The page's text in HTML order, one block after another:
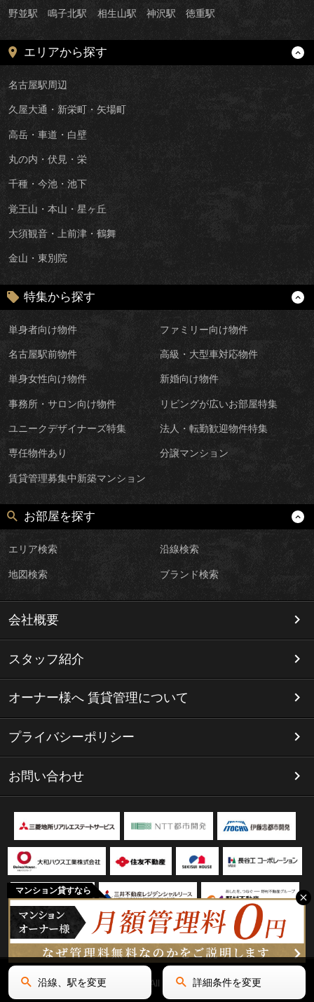
マンション貸すなら
野並駅 鳴子北駅 相生山駅 神沢駅 徳重駅
エリアから探す
名古屋駅周辺
久屋大通・新栄町・矢場町
高岳・車道・白壁
丸の内・伏見・栄
千種・今池・池下
覚王山・本山・星ヶ丘
大須観音・上前津・鶴舞
金山・東別院
特集から探す
単身者向け物件 ファミリー向け物件
名古屋駅前物件 高級・大型車対応物件
単身女性向け物件 新婚向け物件
事務所・サロン向け物件 リビングが広いお部屋特集
ユニークデザイナーズ特集 法人・転勤歓迎物件特集
専任物件あり 分譲マンション
賃貸管理募集中新築マンション
お部屋を探す
エリア検索 沿線検索
地図検索 ブランド検索
会社概要
スタッフ紹介
オーナー様へ 賃貸管理について
プライバシーポリシー
お問い合わせ
Copyright(C) リミテッド名古屋 All Rights Reserved.
沿線、駅を変更 詳細条件を変更